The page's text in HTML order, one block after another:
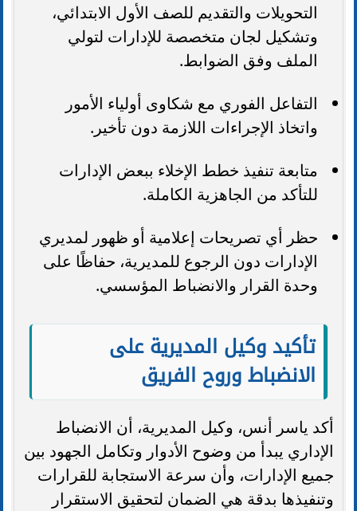
التحويلات والتقديم للصف الأول الابتدائي،
وتشكيل لجان متخصصة للإدارات لتولي
الملف وفق الضوابط.
التفاعل الفوري مع شكاوى أولياء الأمور
واتخاذ الإجراءات اللازمة دون تأخير.
متابعة تنفيذ خطط الإخلاء ببعض الإدارات
للتأكد من الجاهزية الكاملة.
حظر أي تصريحات إعلامية أو ظهور لمديري
الإدارات دون الرجوع للمديرية، حفاظًا على
وحدة القرار والانضباط المؤسسي.
تأكيد وكيل المديرية على
الانضباط وروح الفريق
أكد ياسر أنس، وكيل المديرية، أن الانضباط
الإداري يبدأ من وضوح الأدوار وتكامل الجهود بين
جميع الإدارات، وأن سرعة الاستجابة للقرارات
وتنفيذها بدقة هي الضمان لتحقيق الاستقرار